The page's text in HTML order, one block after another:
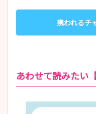
携われるチ
あわせて読みたい